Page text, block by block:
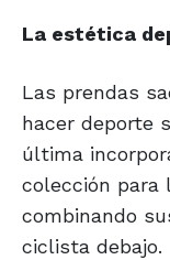
La estética
Las prendas
hacer deporte
última
colección para
combinando
ciclista debajo.